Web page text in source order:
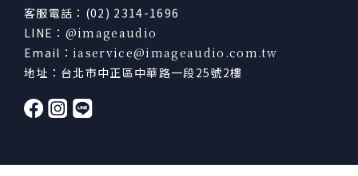
客服電話：(02) 2314-1696
LINE： @imageaudio
Email： iaservice@imageaudio.com.tw
地址：台北市中正區中華路一段25號2樓